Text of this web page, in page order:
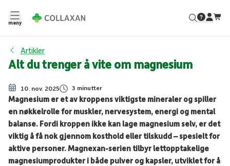
meny
Artikler
Alt du trenger å vite om magnesium
10. nov. 2025 3 minutter
Magnesium er et av kroppens viktigste mineraler og spiller
en nøkkelrolle for muskler, nervesystem, energi og mental
balanse. Fordi kroppen ikke kan lage magnesium selv, er det
viktig å få nok gjennom kosthold eller tilskudd – spesielt for
aktive personer. Magnexan-serien tilbyr lettopptakelige
magnesiumprodukter i både pulver og kapsler, utviklet for å
Magnesium, et viktig mineral
Ulike former for magnesium